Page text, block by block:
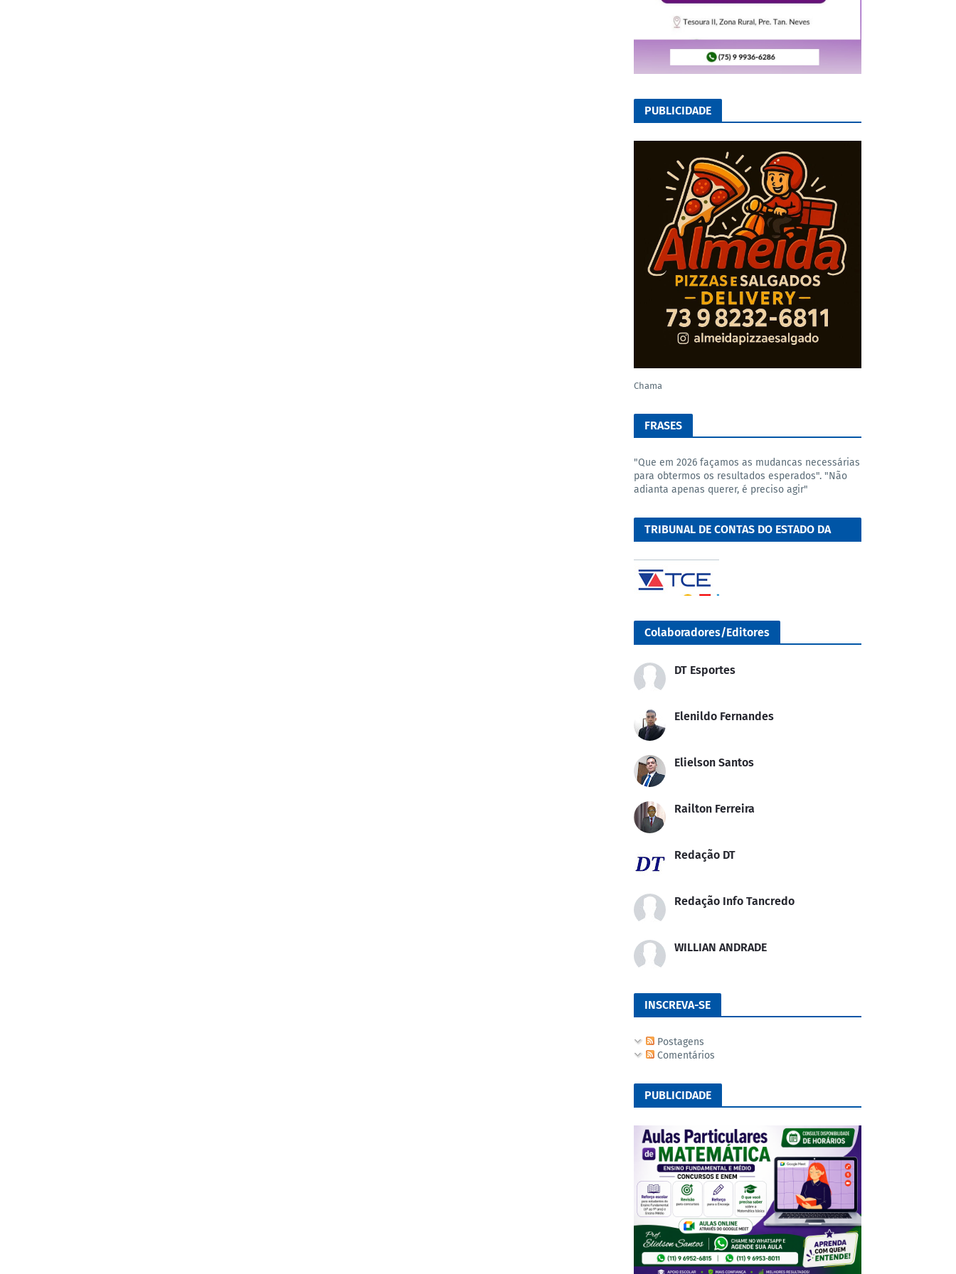
PUBLICIDADE
Chama
FRASES
"Que em 2026 façamos as mudancas necessárias
para obtermos os resultados esperados". "Não
adianta apenas querer, é preciso agir"
TRIBUNAL DE CONTAS DO ESTADO DA
Colaboradores/Editores
DT Esportes
Elenildo Fernandes
Elielson Santos
Railton Ferreira
Redação DT
Redação Info Tancredo
WILLIAN ANDRADE
INSCREVA-SE
Postagens
Comentários
PUBLICIDADE